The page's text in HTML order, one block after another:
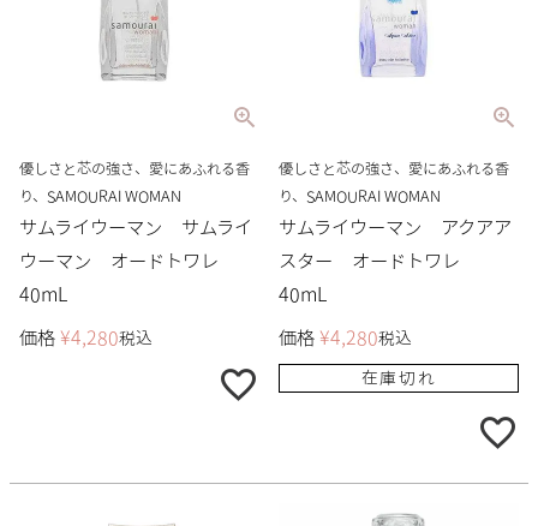
優しさと芯の強さ、愛にあふれる香
り、SAMOURAI WOMAN
サムライウーマン サムライ
ウーマン オードトワレ
40mL
価格 ¥4,280税込
優しさと芯の強さ、愛にあふれる香
り、SAMOURAI WOMAN
サムライウーマン アクアア
スター オードトワレ
40mL
価格 ¥4,280税込
在庫切れ